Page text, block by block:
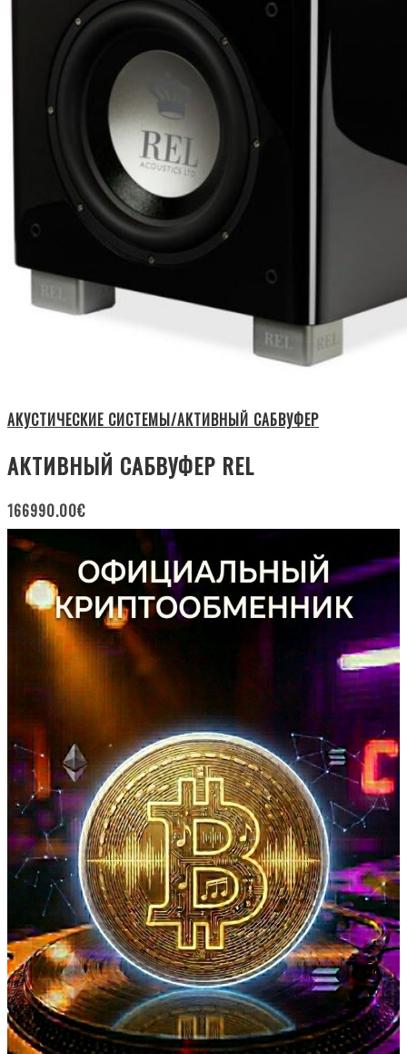
АКУСТИЧЕСКИЕ СИСТЕМЫ/АКТИВНЫЙ САБВУФЕР
АКТИВНЫЙ САБВУФЕР REL
166990.00€